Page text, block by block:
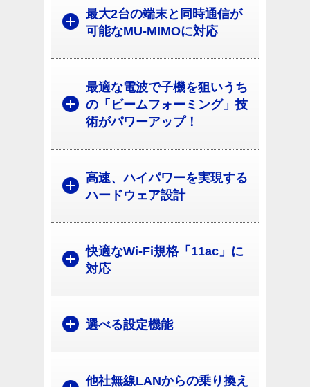
最大2台の端末と同時通信が
可能なMU-MIMOに対応
最適な電波で子機を狙いうち
の「ビームフォーミング」技
術がパワーアップ！
高速、ハイパワーを実現する
ハードウェア設計
快適なWi-Fi規格「11ac」に
対応
選べる設定機能
他社無線LANからの乗り換え